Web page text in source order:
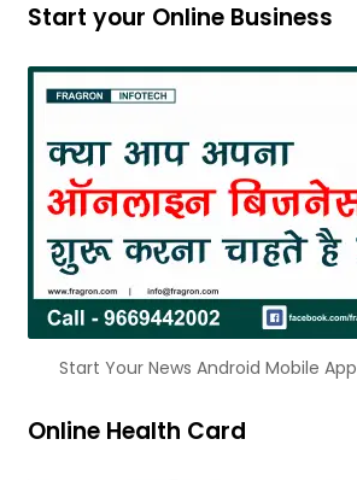
Start your Online Business
Start Your News Android Mobile App
Online Health Card